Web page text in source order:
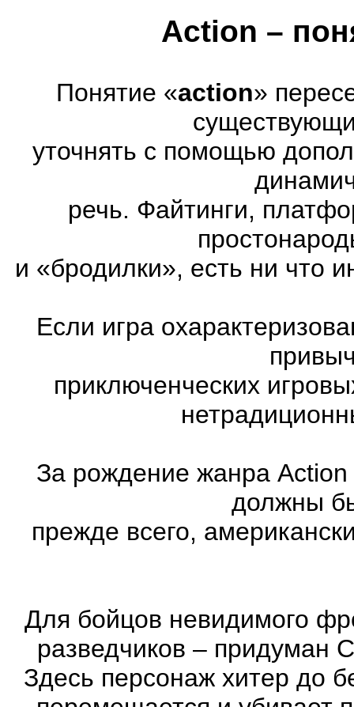
Action –
Понятие «action»
уточнять с помощью
речь. Файтинги,
и «бродилки», есть ни что
Если игра
приключенческих
За рождение жанра
должны
прежде всего,
Для бойцов невидимого
разведчиков – придуман
Здесь персонаж хитер до